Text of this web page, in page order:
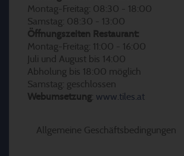
Montag-Freitag: 08:30 - 18:00
Samstag: 08:30 - 13:00
Öffnungszeiten Restaurant:
Montag-Freitag: 11:00 - 16:00
Juli und August bis 14:00
Abholung bis 18:00 möglich
Samstag: geschlossen
Webumsetzung: www.tiles.at
Allgemeine Geschäftsbedingungen